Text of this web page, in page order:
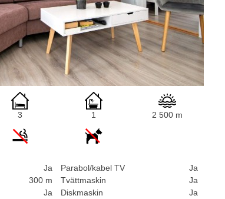
3 1 2 500 m
Ja
300 m
Ja
Parabol/kabel TV
Ja
Tvättmaskin
Ja
Diskmaskin
Ja